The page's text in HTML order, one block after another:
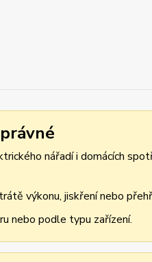
nářadí i domácích
výkonu, jiskření nebo
nebo podle typu zařízení.